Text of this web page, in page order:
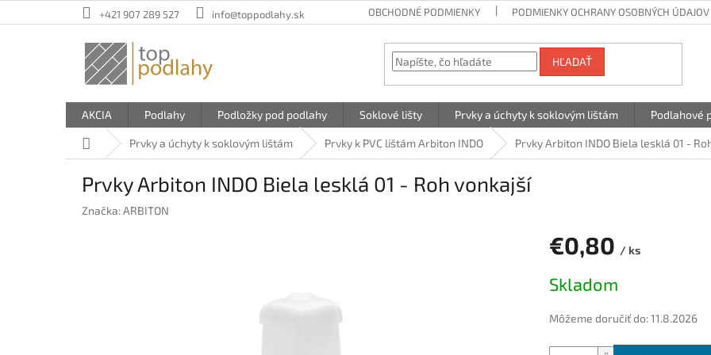
na
+421 907 289 527 info@toppodlahy.sk OBCHODNÉ PODMIENKY PODMIENKY OCHRANY OSOBNÝCH ÚDAJOV
HĽADAŤ
AKCIA Podlahy Podložky pod podlahy Soklové lišty Prvky a úchyty k soklovým lištám Podlahové
DomovPrvky a úchyty k soklovým lištám Prvky k PVC lištám Arbiton INDO Prvky Arbiton INDO Biela lesklá 01 -
Prvky Arbiton INDO Biela lesklá 01 - Roh vonkajší
Značka:ARBITON
€0,80 / ks
cena:
Skladom
Môžeme doručiť do:11.8.2026